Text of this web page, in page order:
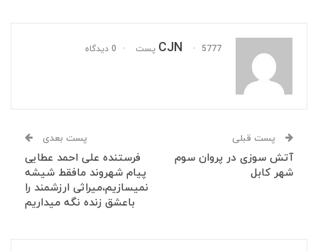
CJN 5777 پست 0 دیدگاه
پست قبلی
آتش سوزی در پروان سوم
شهر کابل
پست بعدی
فرستنده علی احمد عطایی
پیام شهروند مافقط شیشه
نمیسازیم،میراثی ارزشمند را
باعشق زنده نگه میداریم